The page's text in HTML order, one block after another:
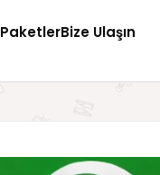
PaketlerBize Ulaşın